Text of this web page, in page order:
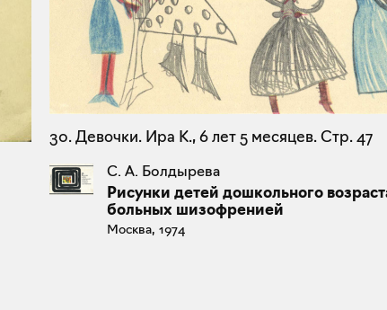
30. Девочки. Ира К., 6 лет 5 месяцев. Стр. 47
С. А. Болдырева
Рисунки детей дошкольного
больных шизофренией
Москва, 1974